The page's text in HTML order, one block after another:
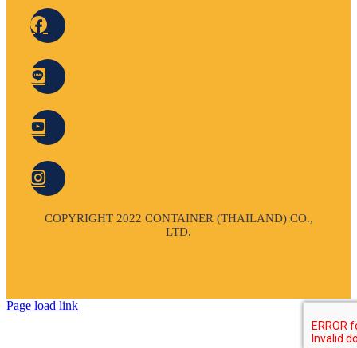
COPYRIGHT 2022 CONTAINER (THAILAND) CO.,
LTD.
Page load link